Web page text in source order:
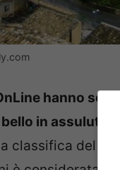
hanno
in assuluto
classifica del